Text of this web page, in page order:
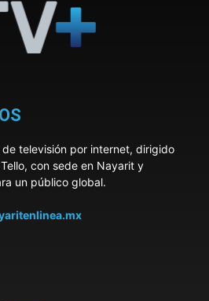
televisión por internet, dirigido
con sede en Nayarit y
un público global.